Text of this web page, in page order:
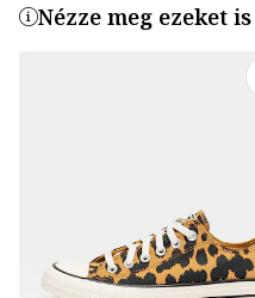
Nézze meg ezeket is